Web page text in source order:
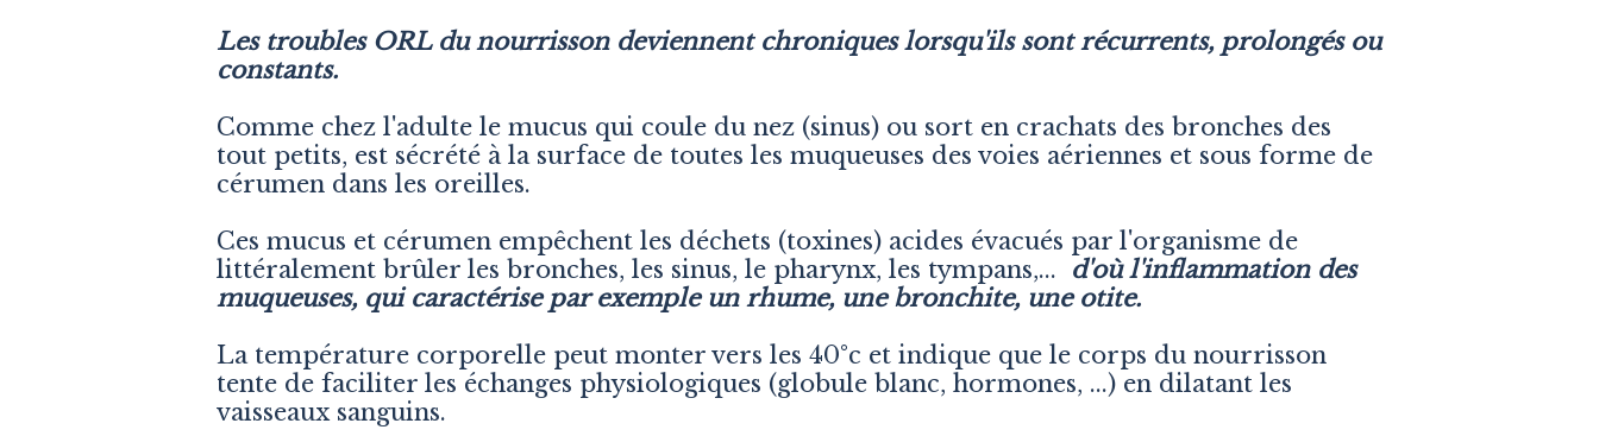
Les troubles ORL du nourrisson deviennent chroniques lorsqu'ils sont récurrents, prolongés ou
constants.
Comme chez l'adulte le mucus qui coule du nez (sinus) ou sort en crachats des bronches des
tout petits, est sécrété à la surface de toutes les muqueuses des voies aériennes et sous forme de
cérumen dans les oreilles.
Ces mucus et cérumen empêchent les déchets (toxines) acides évacués par l'organisme de
littéralement brûler les bronches, les sinus, le pharynx, les tympans,... d'où l'inflammation des
muqueuses, qui caractérise par exemple un rhume, une bronchite, une otite.
La température corporelle peut monter vers les 40°c et indique que le corps du nourrisson
tente de faciliter les échanges physiologiques (globule blanc, hormones, ...) en dilatant les
vaisseaux sanguins.